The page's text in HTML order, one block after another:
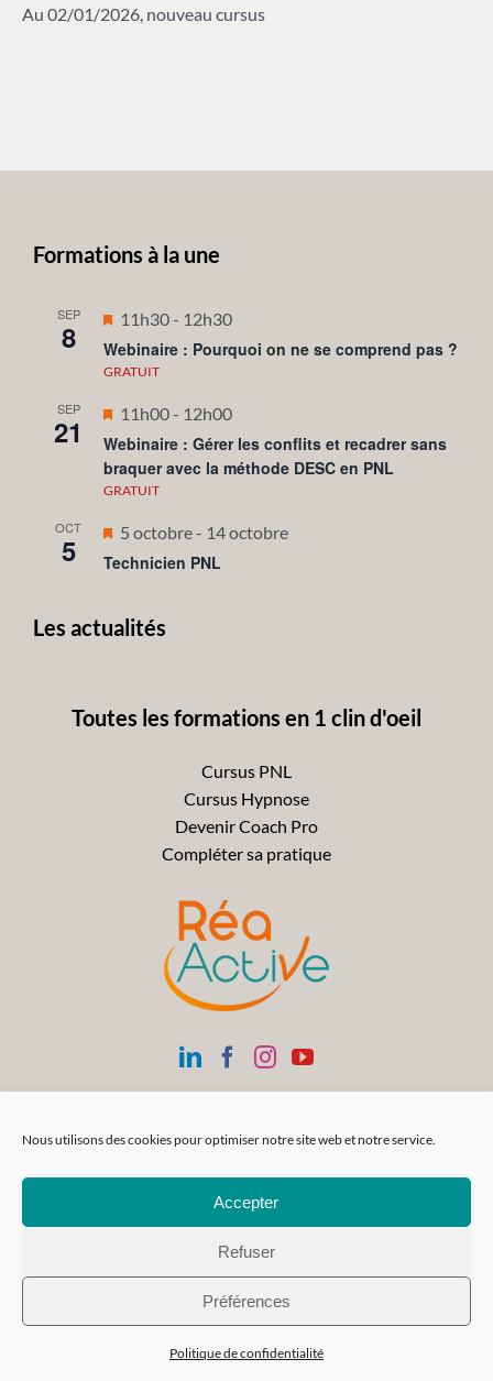
Nous utilisons des cookies pour optimiser notre site web et notre service.
Accepter
Refuser
Préférences
Politique de confidentialité
Au 02/01/2026, nouveau cursus
Formations à la une
SEP
8
Mis
en
avant
11h30- 12h30
Webinaire : Pourquoi on ne se comprend pas ?
GRATUIT
SEP
21
Mis
en
avant
11h00- 12h00
Webinaire : Gérer les conflits et recadrer sans
braquer avec la méthode DESC en PNL
GRATUIT
OCT
5
Mis
en
5 octobre- 14 octobre
Technicien PNL
Les actualités
Toutes les formations en 1 clin d'oeil
Cursus PNL
Cursus Hypnose
Devenir Coach Pro
Compléter sa pratique
Siège SocialSAS Réa-FormAction